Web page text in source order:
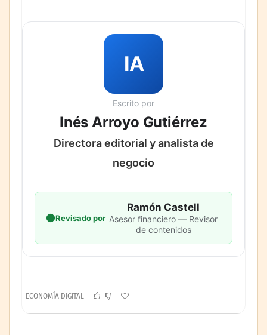
IA
Escrito por
Inés Arroyo Gutiérrez
Directora editorial y analista de
negocio
Revisado por
Ramón Castell
Asesor financiero — Revisor
de contenidos
ECONOMÍA DIGITAL